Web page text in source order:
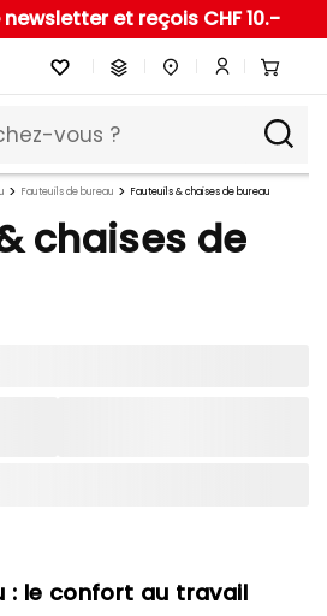
et reçois CHF 10.-
Fauteuils de bureau Fauteuils & chaises de bureau
chaises de
: le confort au travail